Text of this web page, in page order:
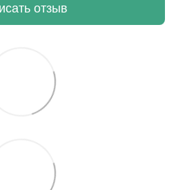
отзыв